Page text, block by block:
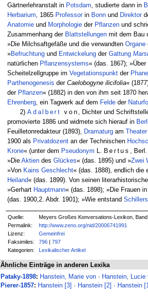
Gärtnerlehranstalt in Potsdam , studierte dann in
Herbarium , 1865 Professorin Bonnund Direktor
Anatomieund Morphologieder Pflanzenund
Zusammenhang der Blattstellungenmit dem Bau
»Die Milchsaftgefäße und die verwandten Organe
»Befruchtungund Entwickelungder Gattung
natürlichen Pflanzensystems« (das. 1867); »Über
Scheitelzellgruppe im Vegetationspunktder
Parthenogenesis der Caelobogyne ilicifolia«
der Pflanzen« (1882) in den von ihm seit 1870
Ehrenberg, ein Tagwerk auf dem Feldeder
2)Adalbert von , Dichter und
promovierte 1886 und widmete sich hierauf in
Feuilletonredakteur (1893),
Dramaturgam Theater
1900 als Privatdozentan der Technischen
Krone« (unter dem Pseudonym Bertus ,
»Die Aktiendes Glückes« (das. 1895) und »Zwei
»Von Kains Geschlecht« (das. 1888), endlich die
Heiland« (das. 1899). Von seinen
»Gerhart Hauptmann« (das. 1898); »Die Frauen
(das. 1900,2. Abdr. 1901); »Wie entstand Schillers
Quelle:
Meyers Großes Konversations-Lexikon,
Permalink:
http://www.zeno.org/nid/20006741991
Lizenz:
Gemeinfrei
Faksimiles:
796 |797
Kategorien:
Lexikalischer Artikel
Ähnliche Einträge in anderen Lexika
Pataky-1898: Hanstein, Marie von · Hanstein, Lucie
Pierer-1857: Hanstein [3] · Hanstein [2] · Hanstein